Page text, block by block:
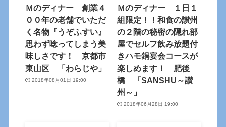
Ｍのディナー 創業４
００年の老舗でいただ
く名物『うぞふすい』
思わず唸ってしまう美
味しさです！ 京都市
東山区 「わらじや」
2018年08月01日 19:00
Ｍのディナー １日１
組限定！！和食の讃州
の２階の秘密の隠れ部
屋でセルフ飲み放題付
きハモ鍋宴会コースが
楽しめます！ 肥後
橋 「SANSHU～讃
州～」
2018年06月28日 19:00